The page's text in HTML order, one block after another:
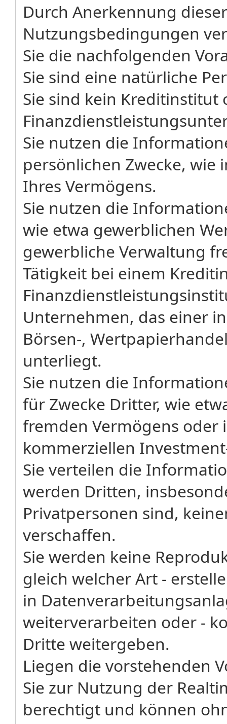
Durch Anerkennung
Nutzungsbedingungen
Sie die nachfolgenden
Sie sind eine natürliche
Sie sind kein Kreditinstitut
Sie nutzen die
persönlichen Zwecke, wie
Ihres Vermögens.
Sie nutzen die
wie etwa gewerblichen
gewerbliche Verwaltung
Tätigkeit bei einem
Unternehmen, das einer
Börsen-,
unterliegt.
Sie nutzen die
für Zwecke Dritter, wie
fremden Vermögens oder
kommerziellen
Sie verteilen die
werden Dritten,
Privatpersonen sind,
verschaffen.
Sie werden keine
gleich welcher Art -
in
weiterverarbeiten oder -
Dritte weitergeben.
Liegen die vorstehenden
Sie zur Nutzung der
berechtigt und können